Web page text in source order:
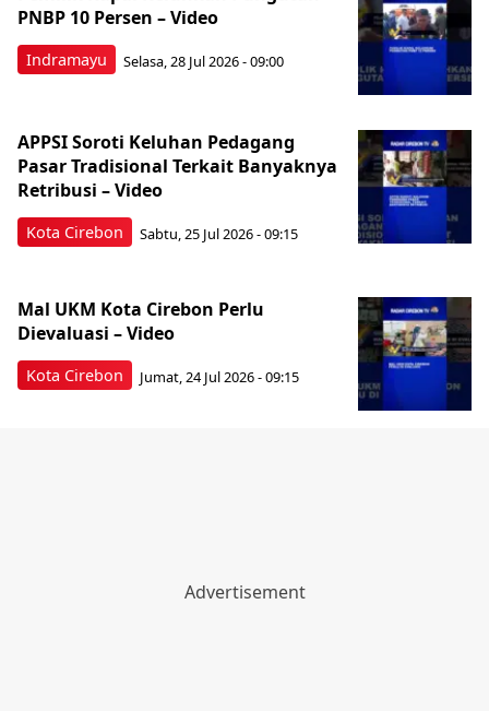
Indramayu
PNBP 10 Persen – Video
Selasa, 28 Jul 2026 - 09:00
Kota Cirebon
APPSI Soroti Keluhan Pedagang
Pasar Tradisional Terkait Banyaknya
Retribusi – Video
Sabtu, 25 Jul 2026 - 09:15
Kota Cirebon
Mal UKM Kota Cirebon Perlu
Dievaluasi – Video
Jumat, 24 Jul 2026 - 09:15